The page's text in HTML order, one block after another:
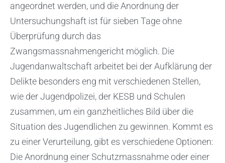
angeordnet werden, und die Anordnung der
Untersuchungshaft ist für sieben Tage ohne
Überprüfung durch das
Zwangsmassnahmengericht möglich. Die
Jugendanwaltschaft arbeitet bei der Aufklärung der
Delikte besonders eng mit verschiedenen Stellen,
wie der Jugendpolizei, der KESB und Schulen
zusammen, um ein ganzheitliches Bild über die
Situation des Jugendlichen zu gewinnen. Kommt es
zu einer Verurteilung, gibt es verschiedene Optionen:
Die Anordnung einer Schutzmassnahme oder einer